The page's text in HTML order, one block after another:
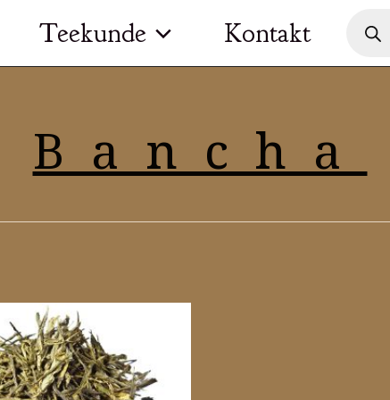
Teekunde Kontakt search
Bancha